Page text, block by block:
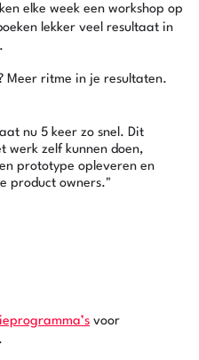
elke week een workshop op
lekker veel resultaat in
Meer ritme in je resultaten.
nu 5 keer zo snel. Dit
werk zelf kunnen doen,
prototype opleveren en
product owners."
voor